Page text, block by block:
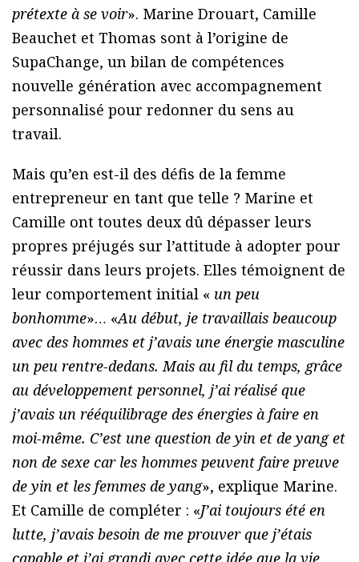
prétexte à se voir». Marine Drouart, Camille
Beauchet et Thomas sont à l’origine de
SupaChange, un bilan de compétences
nouvelle génération avec accompagnement
personnalisé pour redonner du sens au
travail.
Mais qu’en est-il des défis de la femme
entrepreneur en tant que telle ? Marine et
Camille ont toutes deux dû dépasser leurs
propres préjugés sur l’attitude à adopter pour
réussir dans leurs projets. Elles témoignent de
leur comportement initial « un peu
bonhomme»… «Au début, je travaillais beaucoup
avec des hommes et j’avais une énergie masculine
un peu rentre-dedans. Mais au fil du temps, grâce
au développement personnel, j’ai réalisé que
j’avais un rééquilibrage des énergies à faire en
moi-même. C’est une question de yin et de yang et
non de sexe car les hommes peuvent faire preuve
de yin et les femmes de yang», explique Marine.
Et Camille de compléter : «J’ai toujours été en
lutte, j’avais besoin de me prouver que j’étais
capable et j’ai grandi avec cette idée que la vie